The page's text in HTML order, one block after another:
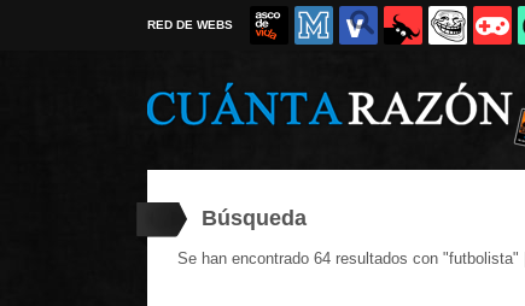
RED DE WEBS
Búsqueda
Se han encontrado 64 resultados con "futbolista" |